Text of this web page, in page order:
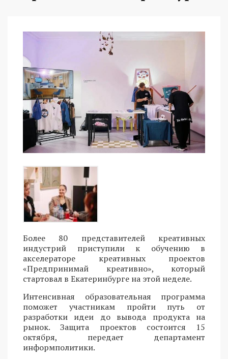
Более 80 представителей креативных
индустрий приступили к обучению в
акселераторе креативных проектов
«Предпринимай креативно», который
стартовал в Екатеринбурге на этой неделе.
Интенсивная образовательная программа
поможет участникам пройти путь от
разработки идеи до вывода продукта на
рынок. Защита проектов состоится 15
октября, передает департамент
информполитики.